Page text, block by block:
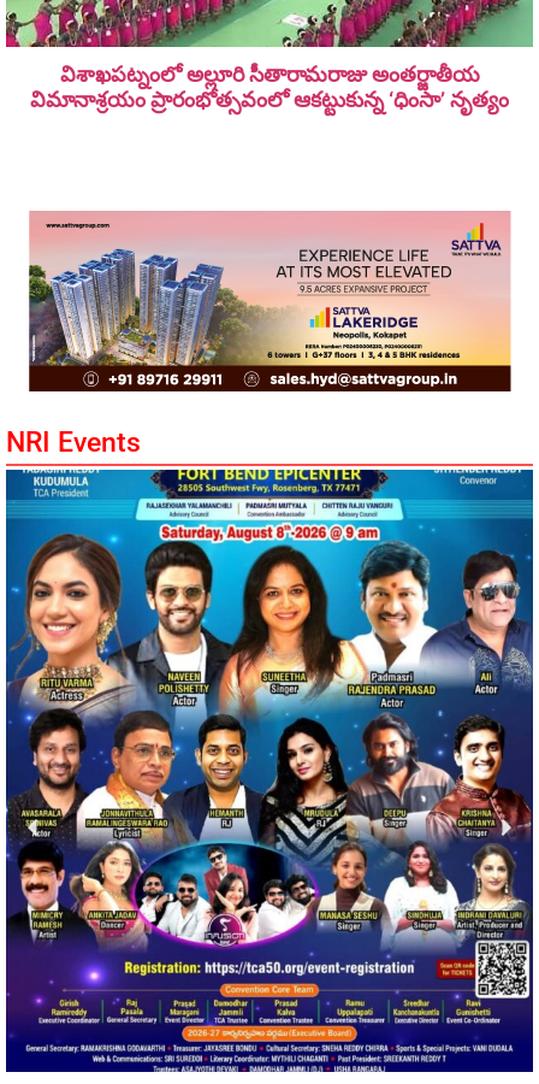
విశాఖపట్నంలో అల్లూరి సీతారామ‌రాజు అంత‌ర్జాతీయ
విమానాశ్ర‌యం ప్రారంభోత్సవంలో ఆకట్టుకున్న ‘ధింసా’ నృత్యం
NRI Events